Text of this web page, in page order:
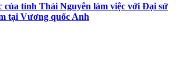
của tỉnh Thái Nguyên làm việc với Đại sứ
tại Vương quốc Anh